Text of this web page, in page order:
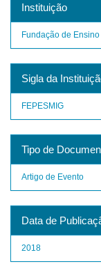
Instituição
Fundação de Ensino
Sigla da
FEPESMIG
Tipo de
Artigo de Evento
Data de
2018